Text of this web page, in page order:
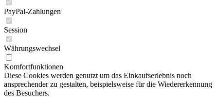
PayPal-Zahlungen
Session
Währungswechsel
Komfortfunktionen
Diese Cookies werden genutzt um das Einkaufserlebnis noch
ansprechender zu gestalten, beispielsweise für die Wiedererkennung
des Besuchers.